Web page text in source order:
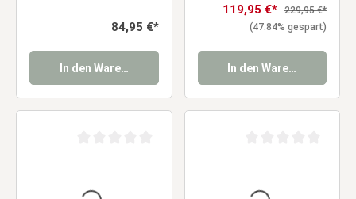
Regulärer Preis:
84,95 €*
In den Warenkorb
Verkaufspreis:
119,95 €* Regulärer Preis:
229,95 €*
(47.84% gespart)
In den Warenkorb